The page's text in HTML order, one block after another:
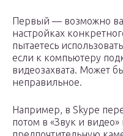
Первый — возможно
настройках
пытаетесь
если к компьютеру
видеозахвата. Может
неправильное.
Например, в Skype
потом в «Звук и